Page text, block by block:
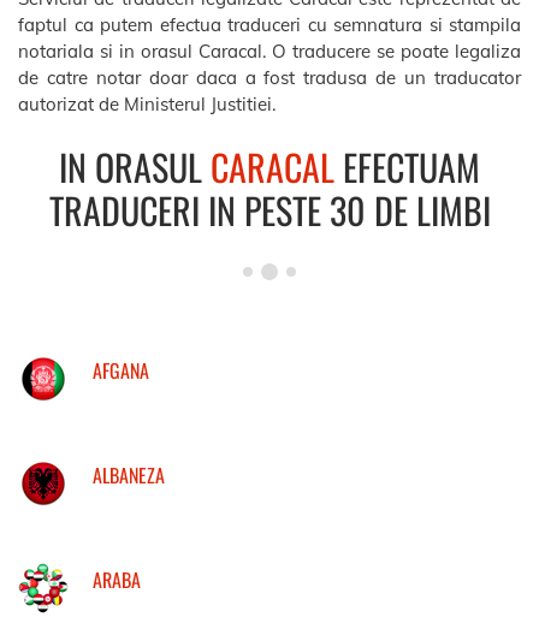
faptul ca putem efectua traduceri cu semnatura si stampila
notariala si in orasul Caracal. O traducere se poate legaliza
de catre notar doar daca a fost tradusa de un traducator
autorizat de Ministerul Justitiei.
IN ORASULCARACAL EFECTUAM
TRADUCERI IN PESTE 30 DE LIMBI
AFGANA
ALBANEZA
ARABA